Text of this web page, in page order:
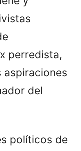
perredista,
aspiraciones
del
políticos de